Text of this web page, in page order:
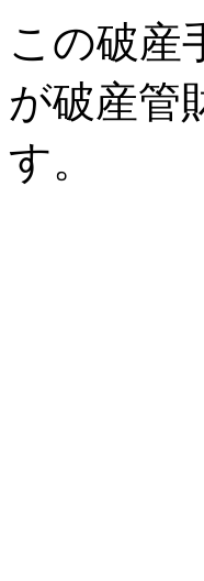
この破産
が破産管
す。